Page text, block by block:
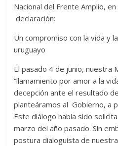
Nacional del Frente Amplio,
declaración:
Un compromiso con la vida y
uruguayo
El pasado 4 de junio, nuestra
“llamamiento por amor a la
decepción ante el resultado
planteáramos al Gobierno, a
Este diálogo había sido
marzo del año pasado. Sin
postura dialoguista de